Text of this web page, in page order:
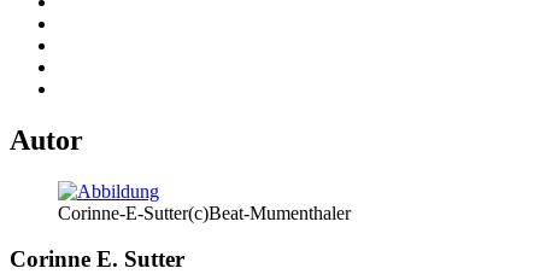
Autor
Corinne-E-Sutter(c)Beat-Mumenthaler
Corinne E. Sutter